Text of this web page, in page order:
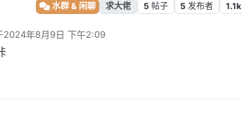
水群 & 闲聊 求大佬 5 帖子 5 发布者 1.1k
2024年8月9日 下午2:09
由 编辑